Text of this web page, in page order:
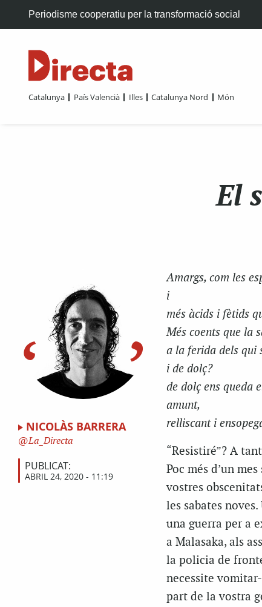
Periodisme cooperatiu per la transformació social
Catalunya País Valencià Illes Catalunya Nord Món
El
NICOLÀS BARRERA
La_Directa
PUBLICAT:
ABRIL 24, 2020 - 11:19
Amargs, com les
i
més àcids i fètids
Més coents que la
a la ferida dels qui
i de dolç?
de dolç ens queda
amunt,
relliscant i
“Resistiré”? A
Poc més d’un
vostres
les sabates
una guerra per a
a Malasaka, als
la policia de
necessite
part de la vostra